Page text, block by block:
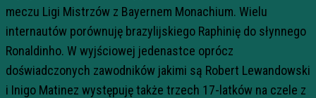
meczu Ligi Mistrzów z Bayernem Monachium. Wielu
internautów porównuję brazylijskiego Raphinię do słynnego
Ronaldinho. W wyjściowej jedenastce oprócz
doświadczonych zawodników jakimi są Robert Lewandowski
i Inigo Matinez występuję także trzech 17-latków na czele z